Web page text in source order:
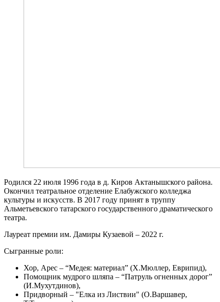
Родился 22 июля 1996 года в д. Киров Актанышского района.
Окончил театральное отделение Елабужского колледжа
культуры и искусств. В 2017 году принят в труппу
Альметьевского татарского государственного драматического
театра.
Лауреат премии им. Дамиры Кузаевой – 2022 г.
Сыгранные роли:
Хор, Арес – “Медея: материал” (Х.Мюллер, Еврипид),
Помощник мудрого шляпа – “Патруль огненных дорог”
(И.Мухутдинов),
Придворный – "Елка из Листвии" (О.Варшавер,